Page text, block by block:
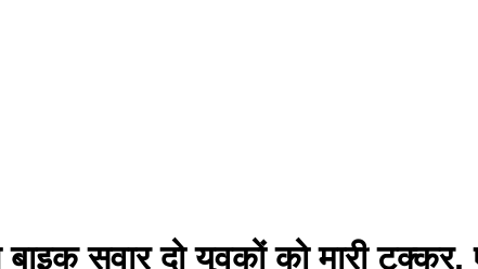
सवार दो युवकों को मारी